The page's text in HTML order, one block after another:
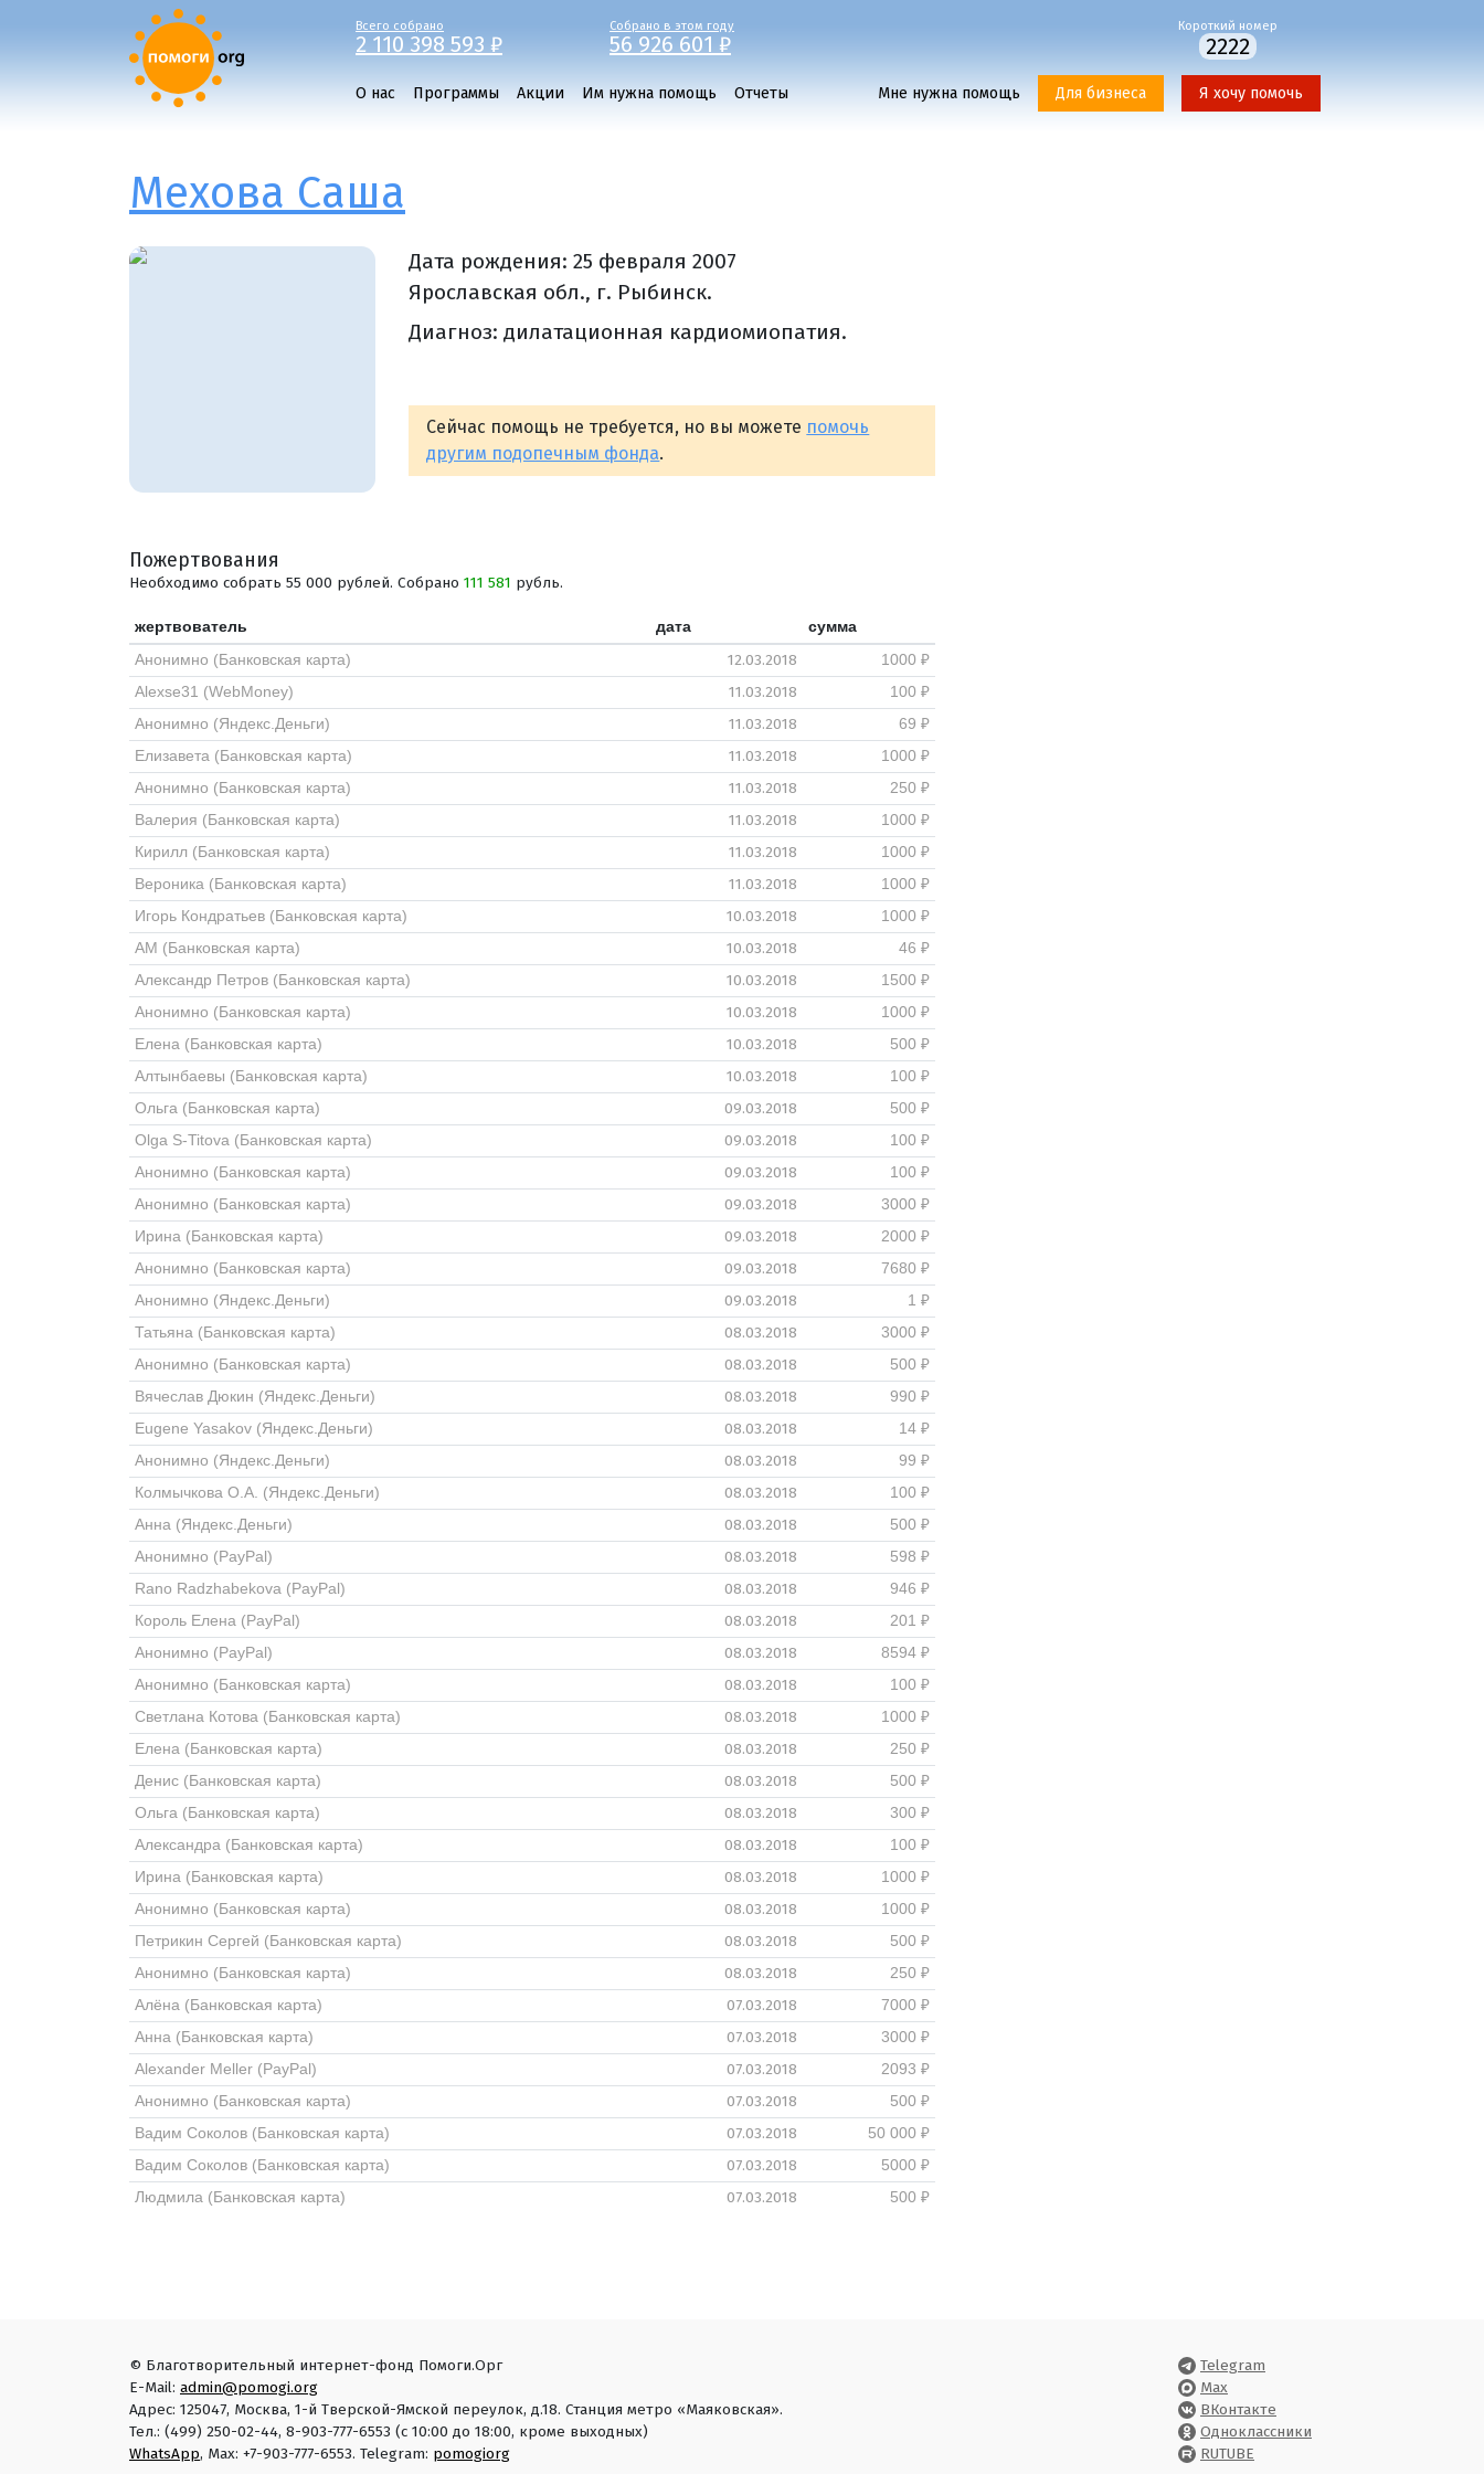
Всего собрано
2 110 398 593 ₽
Собрано в этом году
56 926 601 ₽
Короткий номер
2222
О нас Программы Акции Им нужна помощь Отчеты Мне нужна помощь Для бизнеса Я хочу помочь
Мехова Саша
Дата рождения:25 февраля 2007
Ярославская обл., г. Рыбинск.
Диагноз: дилатационная кардиомиопатия.
Сейчас помощь не требуется, но вы можете помочь
другим подопечным фонда.
Пожертвования
Необходимо собрать 55 000 рублей. Собрано 111 581 рубль.
жертвователь дата
сумма
Анонимно (Банковская карта)
12.03.2018
1000 ₽
Alexse31 (WebMoney)
11.03.2018
100 ₽
Анонимно (Яндекс.Деньги)
11.03.2018
69 ₽
Елизавета (Банковская карта)
11.03.2018
1000 ₽
Анонимно (Банковская карта)
11.03.2018
250 ₽
Валерия (Банковская карта)
11.03.2018
1000 ₽
Кирилл (Банковская карта)
11.03.2018
1000 ₽
Вероника (Банковская карта)
11.03.2018
1000 ₽
Игорь Кондратьев (Банковская карта)
10.03.2018
1000 ₽
АМ (Банковская карта)
10.03.2018
46 ₽
Александр Петров (Банковская карта)
10.03.2018
1500 ₽
Анонимно (Банковская карта)
10.03.2018
1000 ₽
Елена (Банковская карта)
10.03.2018
500 ₽
Алтынбаевы (Банковская карта)
10.03.2018
100 ₽
Ольга (Банковская карта)
09.03.2018
500 ₽
Olga S-Titova (Банковская карта)
09.03.2018
100 ₽
Анонимно (Банковская карта)
09.03.2018
100 ₽
Анонимно (Банковская карта)
09.03.2018
3000 ₽
Ирина (Банковская карта)
09.03.2018
2000 ₽
Анонимно (Банковская карта)
09.03.2018
7680 ₽
Анонимно (Яндекс.Деньги)
09.03.2018
1 ₽
Татьяна (Банковская карта)
08.03.2018
3000 ₽
Анонимно (Банковская карта)
08.03.2018
500 ₽
Вячеслав Дюкин (Яндекс.Деньги)
08.03.2018
990 ₽
Eugene Yasakov (Яндекс.Деньги)
08.03.2018
14 ₽
Анонимно (Яндекс.Деньги)
08.03.2018
99 ₽
Колмычкова О.А. (Яндекс.Деньги)
08.03.2018
100 ₽
Анна (Яндекс.Деньги)
08.03.2018
500 ₽
Анонимно (PayPal)
08.03.2018
598 ₽
Rano Radzhabekova (PayPal)
08.03.2018
946 ₽
Король Елена (PayPal)
08.03.2018
201 ₽
Анонимно (PayPal)
08.03.2018
8594 ₽
Анонимно (Банковская карта)
08.03.2018
100 ₽
Светлана Котова (Банковская карта)
08.03.2018
1000 ₽
Елена (Банковская карта)
08.03.2018
250 ₽
Денис (Банковская карта)
08.03.2018
500 ₽
Ольга (Банковская карта)
08.03.2018
300 ₽
Александра (Банковская карта)
08.03.2018
100 ₽
Ирина (Банковская карта)
08.03.2018
1000 ₽
Анонимно (Банковская карта)
08.03.2018
1000 ₽
Петрикин Сергей (Банковская карта)
08.03.2018
500 ₽
Анонимно (Банковская карта)
08.03.2018
250 ₽
Алёна (Банковская карта)
07.03.2018
7000 ₽
Анна (Банковская карта)
07.03.2018
3000 ₽
Alexander Meller (PayPal)
07.03.2018
2093 ₽
Анонимно (Банковская карта)
07.03.2018
500 ₽
Вадим Соколов (Банковская карта)
07.03.2018
50 000 ₽
Вадим Соколов (Банковская карта)
07.03.2018
5000 ₽
Людмила (Банковская карта)
07.03.2018 500 ₽
© Благотворительный интернет-фонд Помоги.Орг
E-Mail: admin@pomogi.org
Адрес: 125047, Москва, 1-й Тверской-Ямской переулок, д.18. Станция метро «Маяковская».
Тел.: (499) 250-02-44, 8-903-777-6553 (с 10:00 до 18:00, кроме выходных)
WhatsApp, Max: +7-903-777-6553. Telegram: pomogiorg
Telegram
Max
ВКонтакте
Одноклассники
RUTUBE